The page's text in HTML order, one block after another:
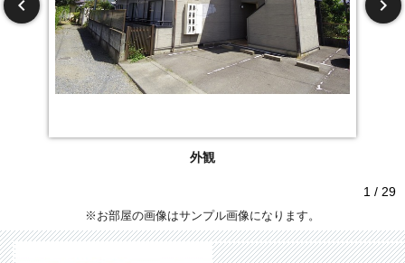
外観
1 / 29
※お部屋の画像はサンプル画像になります。